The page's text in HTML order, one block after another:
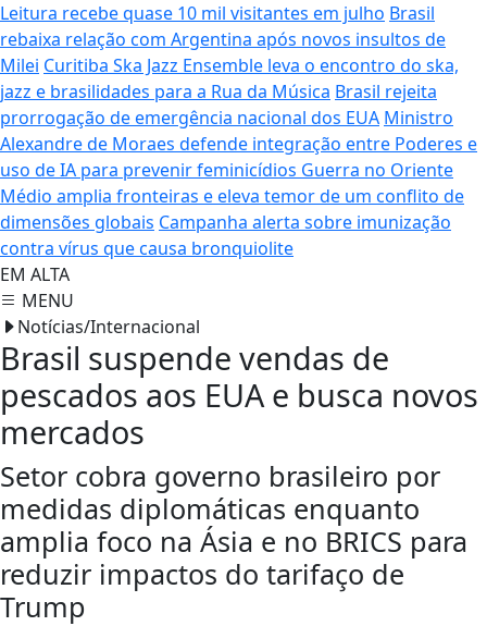
Leitura recebe quase 10 mil visitantes em julho Brasil
rebaixa relação com Argentina após novos insultos de
Milei Curitiba Ska Jazz Ensemble leva o encontro do ska,
jazz e brasilidades para a Rua da Música Brasil rejeita
prorrogação de emergência nacional dos EUA Ministro
Alexandre de Moraes defende integração entre Poderes e
uso de IA para prevenir feminicídios Guerra no Oriente
Médio amplia fronteiras e eleva temor de um conflito de
dimensões globais Campanha alerta sobre imunização
contra vírus que causa bronquiolite
EM ALTA
MENU
Notícias/Internacional
Brasil suspende vendas de
pescados aos EUA e busca novos
mercados
Setor cobra governo brasileiro por
medidas diplomáticas enquanto
amplia foco na Ásia e no BRICS para
reduzir impactos do tarifaço de
Trump